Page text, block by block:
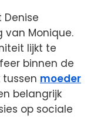
Monique.
lijkt te
binnen de
tussen moeder
belangrijk
op sociale